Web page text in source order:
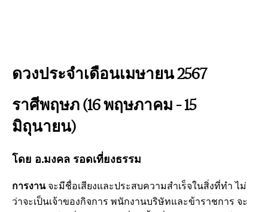
ดวงประจำเดือนเมษายน 2567
ราศีพฤษภ (16 พฤษภาคม – 15
มิถุนายน)
โดย อ.มงคล รอดเที่ยงธรรม
การงานจะมีชื่อเสียงและประสบความสำเร็จในสิ่งที่ทำ ไม่
ว่าจะเป็นเจ้าของกิจการ พนักงานบริษัทและข้าราชการ จะ